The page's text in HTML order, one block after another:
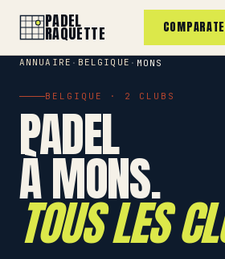
PADEL
RAQUETTE
ANNUAIRE · BELGIQUE · MONS
BELGIQUE · 2 CLUBS
PADEL
À MONS.
TOUS LES